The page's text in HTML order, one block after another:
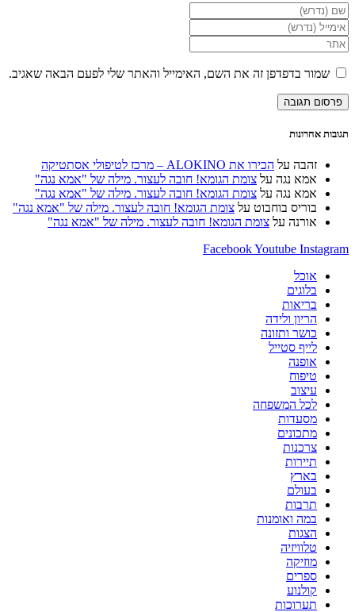
הזן
את
השם
שלך
או
שם
משתמש
כדי
הזן
את
כתובת
דואר
האלקטרוני
שלך
כדי
הזן
את
כתובת
האינטרנט
שלך
שמור בדפדפן זה את השם, האימייל והאתר שלי לפעם הבאה שאגיב.
תגובות אחרונות
זהבה על הכירו את ALOKINO – מרכז לטיפולי אסתטיקה
אמא נגה על צומת הגומא! חובה לעצור. מילה של "אמא נגה"
אמא נגה על צומת הגומא! חובה לעצור. מילה של "אמא נגה"
בוריס בוחבוט על צומת הגומא! חובה לעצור. מילה של "אמא נגה"
אורנה על צומת הגומא! חובה לעצור. מילה של "אמא נגה"
FacebookYoutube Instagram
אוכל
בלוגים
בריאות
הריון ולידה
כושר ותזונה
לייף סטייל
אופנה
טיפוח
עיצוב
לכל המשפחה
מסעדות
מתכונים
צרכנות
תיירות
בארץ
בעולם
תרבות
במה ואומנות
הצגות
טלוויזיה
מוזיקה
ספרים
קולנוע
תערוכות